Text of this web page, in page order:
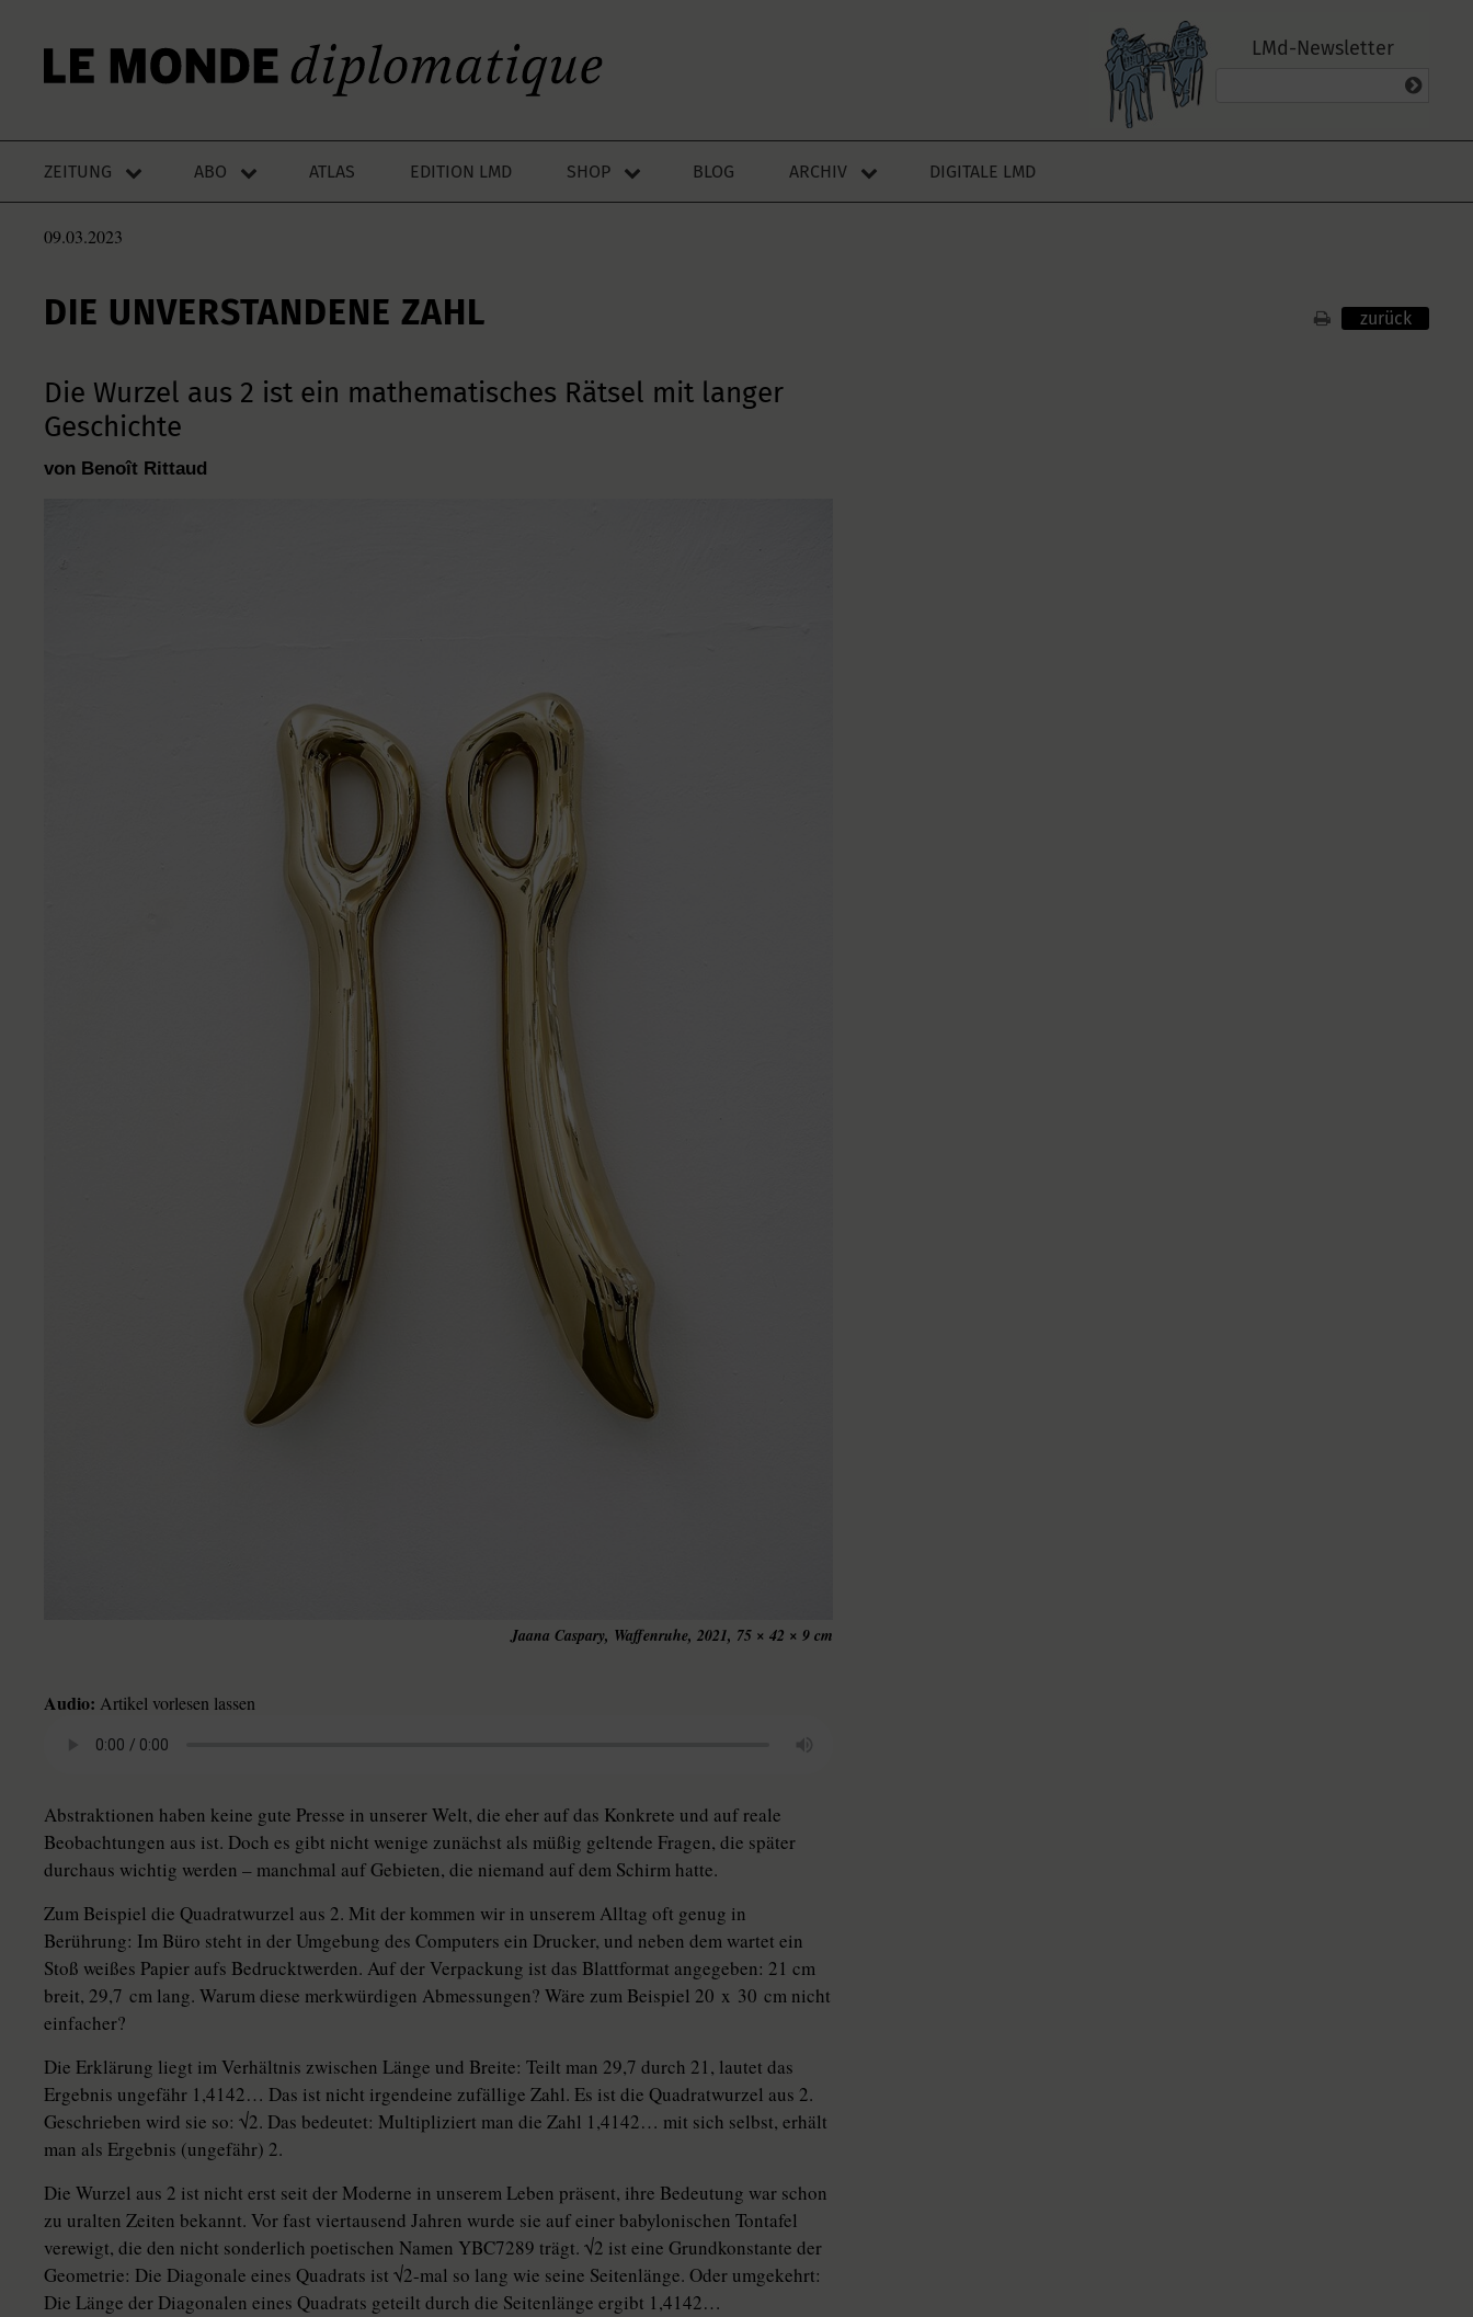
LMd-Newsletter
ZEITUNG ABO ATLAS EDITION LMD SHOP BLOG ARCHIV DIGITALE LMD
09.03.2023
DIE UNVERSTANDENE ZAHL zurück
Die Wurzel aus 2 ist ein mathematisches Rätsel mit langer
Geschichte
von Benoît Rittaud
Jaana Caspary, Waffenruhe, 2021, 75 × 42 × 9 cm
Audio: Artikel vorlesen lassen
Abstraktionen haben keine gute Presse in unserer Welt, die eher auf das Konkrete und auf reale
Beobachtungen aus ist. Doch es gibt nicht wenige zunächst als müßig geltende Fragen, die später
durchaus wichtig werden – manchmal auf Gebieten, die niemand auf dem Schirm hatte.
Zum Beispiel die Quadratwurzel aus 2. Mit der kommen wir in unserem Alltag oft genug in
Berührung: Im Büro steht in der Umgebung des Computers ein Drucker, und neben dem wartet ein
Stoß weißes Papier aufs Bedrucktwerden. Auf der Verpackung ist das Blattformat angegeben: 21 cm
breit, 29,7 cm lang. Warum diese merkwürdigen Abmessungen? Wäre zum Beispiel 20 x 30 cm nicht
einfacher?
Die Erklärung liegt im Verhältnis zwischen Länge und Breite: Teilt man 29,7 durch 21, lautet das
Ergebnis ungefähr 1,4142… Das ist nicht irgendeine zufällige Zahl. Es ist die Quadratwurzel aus 2.
Geschrieben wird sie so: √2. Das bedeutet: Multipliziert man die Zahl 1,4142… mit sich selbst, erhält
man als Ergebnis (ungefähr) 2.
Die Wurzel aus 2 ist nicht erst seit der Moderne in unserem Leben präsent, ihre Bedeutung war schon
zu uralten Zeiten bekannt. Vor fast viertausend Jahren wurde sie auf einer babylonischen Tontafel
verewigt, die den nicht sonderlich poetischen Namen YBC7289 trägt. √2 ist eine Grundkonstante der
Geometrie: Die Diagonale eines Quadrats ist √2-mal so lang wie seine Seitenlänge. Oder umgekehrt:
Die Länge der Diagonalen eines Quadrats geteilt durch die Seitenlänge ergibt 1,4142…